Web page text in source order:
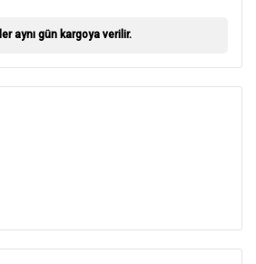
aynı gün kargoya verilir.